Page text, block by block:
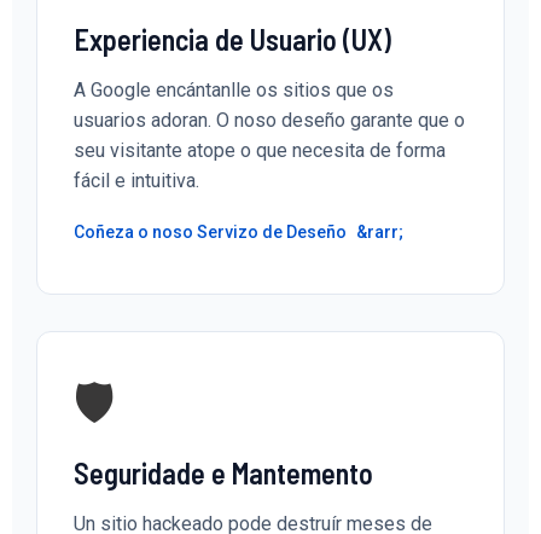
Experiencia de Usuario (UX)
A Google encántanlle os sitios que os
usuarios adoran. O noso deseño garante que o
seu visitante atope o que necesita de forma
fácil e intuitiva.
Coñeza o noso Servizo de Deseño
🛡️
Seguridade e Mantemento
Un sitio hackeado pode destruír meses de